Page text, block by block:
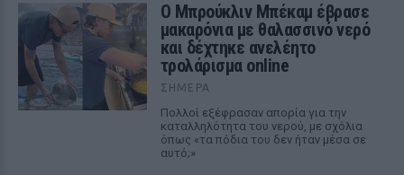
Ο Μπρούκλιν Μπέκαμ έβρασε
μακαρόνια με θαλασσινό νερό
και δέχτηκε ανελέητο
τρολάρισμα online
ΣΉΜΕΡΑ
Πολλοί εξέφρασαν απορία για την
καταλληλότητα του νερού, με σχόλια
όπως «τα πόδια του δεν ήταν μέσα σε
αυτό;»